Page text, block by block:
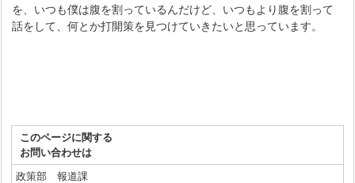
を、いつも僕は腹を割っているんだけど、いつもより腹を割って
話をして、何とか打開策を見つけていきたいと思っています。
このページに関する
お問い合わせは
政策部 報道課